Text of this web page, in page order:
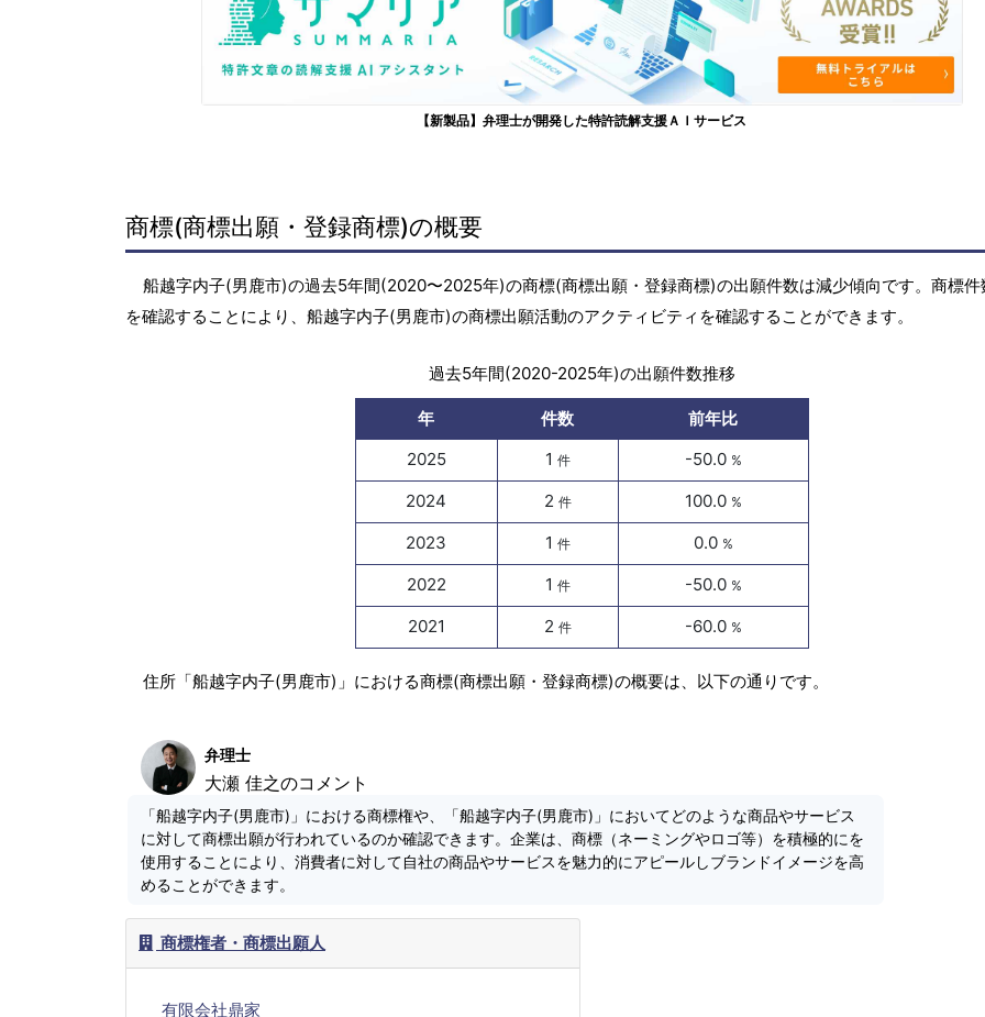
【新製品】弁理士が開発した特許読解支援ＡＩサービス
商標(商標出願・登録商標)の概要
船越字内子(男鹿市)の過去5年間(2020〜2025年)の商標(商標出願・登録商標)の出願件数は減少傾向です。商標件
を確認することにより、船越字内子(男鹿市)の商標出願活動のアクティビティを確認することができます。
過去5年間(2020-2025年)の出願件数推移
年 件数
前年比
2025
1 件 -50.0 %
2024 2 件 100.0 %
2023 1 件 0.0 %
2022 1 件 -50.0 %
2021 2 件 -60.0 %
住所「船越字内子(男鹿市)」における商標(商標出願・登録商標)の概要は、以下の通りです。
弁理士
大瀬 佳之のコメント
「船越字内子(男鹿市)」における商標権や、「船越字内子(男鹿市)」においてどのような商品やサービス
に対して商標出願が行われているのか確認できます。企業は、商標（ネーミングやロゴ等）を積極的にを
使用することにより、消費者に対して自社の商品やサービスを魅力的にアピールしブランドイメージを高
めることができます。
商標権者・商標出願人
有限会社鼎家